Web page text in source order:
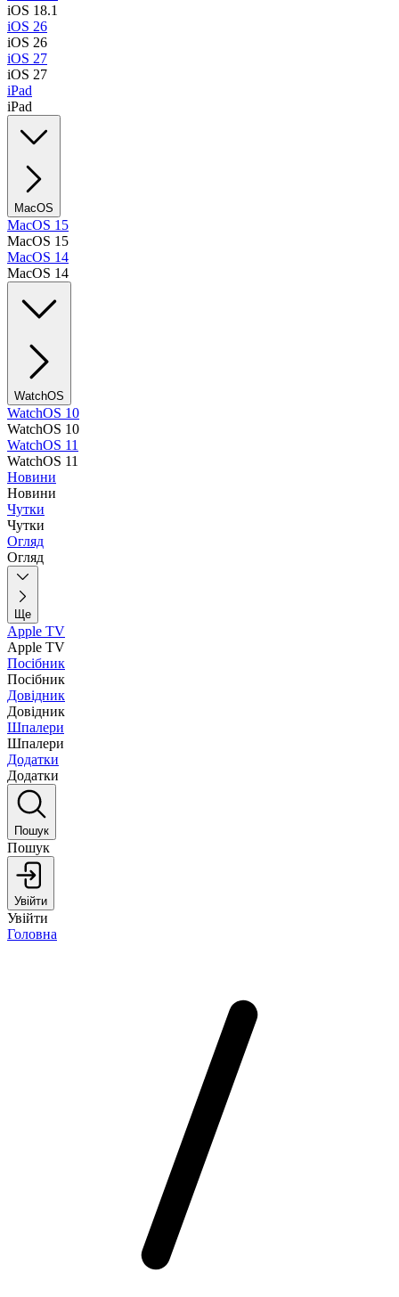
iOS 18.1
iOS 26
iOS 26
iOS 27
iOS 27
iPad
iPad
MacOS
MacOS 15
MacOS 15
MacOS 14
MacOS 14
WatchOS
WatchOS 10
WatchOS 10
WatchOS 11
WatchOS 11
Новини
Новини
Чутки
Чутки
Огляд
Огляд
Ще
Apple TV
Apple TV
Посібник
Посібник
Довідник
Довідник
Шпалери
Шпалери
Додатки
Додатки
Пошук
Пошук
Увійти
Увійти
Головна